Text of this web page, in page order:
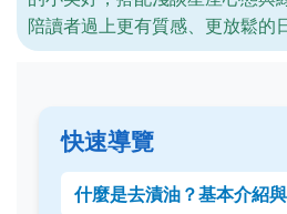
陪讀者過上更有質感、更放鬆的
快速導覽
什麼是去漬油？基本介紹